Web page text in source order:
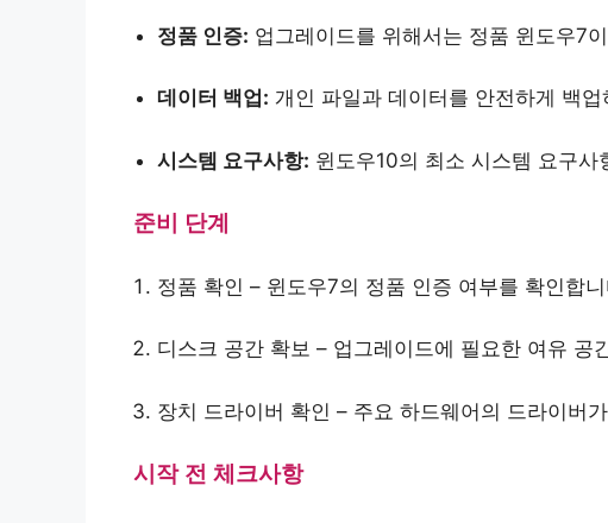
정품 인증: 업그레이드를 위해서는 정품 윈도우7
데이터 백업: 개인 파일과 데이터를 안전하게 백
시스템 요구사항: 윈도우10의 최소 시스템 요구사
준비 단계
정품 확인 – 윈도우7의 정품 인증 여부를 확인합
디스크 공간 확보 – 업그레이드에 필요한 여유 공
장치 드라이버 확인 – 주요 하드웨어의 드라이버
시작 전 체크사항